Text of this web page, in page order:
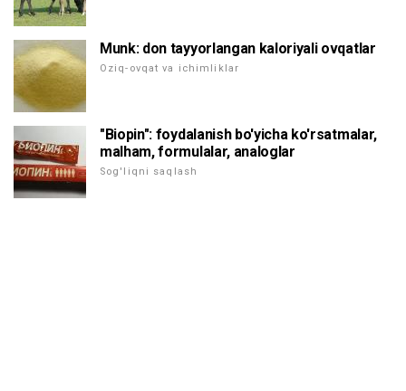
Munk: don tayyorlangan kaloriyali ovqatlar
Oziq-ovqat va ichimliklar
"Biopin": foydalanish bo'yicha ko'rsatmalar,
malham, formulalar, analoglar
Sog'liqni saqlash